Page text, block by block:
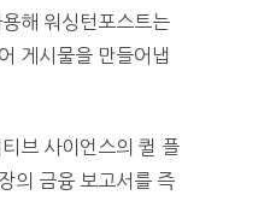
해 워싱턴포스트는
게시물을 만들어냅
브 사이언스의 퀼 플
의 금융 보고서를 즉